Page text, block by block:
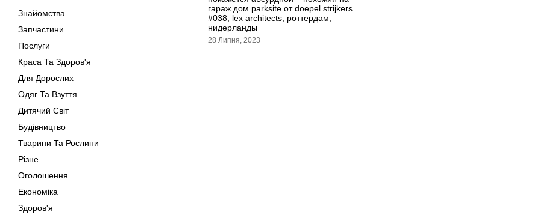
Знайомства
Запчастини
Послуги
Краса Та Здоров'я
Для Дорослих
Одяг Та Взуття
Дитячий Світ
Будівництво
Тварини Та Рослини
Різне
Оголошення
Економіка
Здоров'я
гараж дом parksite от doepel strijkers
#038; lex architects, роттердам,
нидерланды
28 Липня, 2023